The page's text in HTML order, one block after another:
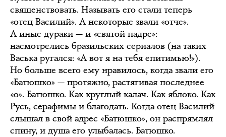
священствовать. Называть его стали теперь
«отец Василий». А некоторые звали «отче».
А иные дураки — и «святой падре»:
насмотрелись бразильских сериалов (на таких
Васька ругался: «А вот я на тебя епитимью!»).
Но больше всего ему нравилось, когда звали его
«Батюшко» — протяжно, растягивая последнее
«о». Батюшко. Как круглый калач. Как яблоко. Как
Русь, серафимы и благодать. Когда отец Василий
слышал в свой адрес «Батюшко», он распрямлял
спину, и душа его улыбалась. Батюшко.